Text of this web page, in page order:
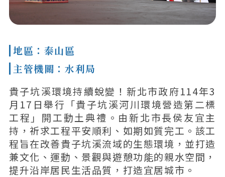
地區：泰山區
主管機關：水利局
貴子坑溪環境持續蛻變！新北市政府114年3
月17日舉行「貴子坑溪河川環境營造第二標
工程」開工動土典禮。由新北市長侯友宜主
持，祈求工程平安順利、如期如質完工。該工
程旨在改善貴子坑溪流域的生態環境，並打造
兼文化、運動、景觀與遊憩功能的親水空間，
提升沿岸居民生活品質，打造宜居城市。